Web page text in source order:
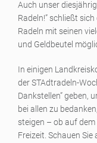
Auch unser
Radeln!” schließt
Radeln mit seinen
und Geldbeutel
In einigen
der STAdtradeln-
Dankstellen” geben,
bei allen zu
steigen – ob auf
Freizeit. Schauen Sie